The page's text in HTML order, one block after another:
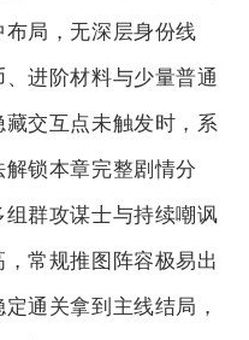
局，无深层身份线
进阶材料与少量普通
交互点未触发时，系
锁本章完整剧情分
群攻谋士与持续嘲讽
常规推图阵容极易出
通关拿到主线结局，